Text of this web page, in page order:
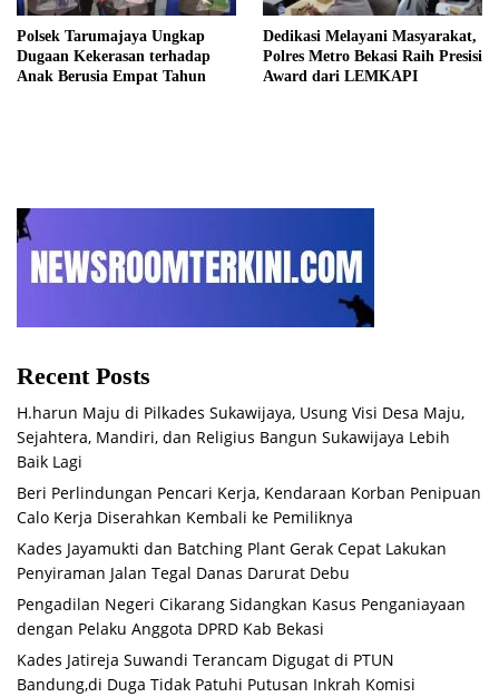
Polsek Tarumajaya Ungkap
Dugaan Kekerasan terhadap
Anak Berusia Empat Tahun
Dedikasi Melayani Masyarakat,
Polres Metro Bekasi Raih Presisi
Award dari LEMKAPI
Recent Posts
H.harun Maju di Pilkades Sukawijaya, Usung Visi Desa Maju,
Sejahtera, Mandiri, dan Religius Bangun Sukawijaya Lebih
Baik Lagi
Beri Perlindungan Pencari Kerja, Kendaraan Korban Penipuan
Calo Kerja Diserahkan Kembali ke Pemiliknya
Kades Jayamukti dan Batching Plant Gerak Cepat Lakukan
Penyiraman Jalan Tegal Danas Darurat Debu
Pengadilan Negeri Cikarang Sidangkan Kasus Penganiayaan
dengan Pelaku Anggota DPRD Kab Bekasi
Kades Jatireja Suwandi Terancam Digugat di PTUN
Bandung,di Duga Tidak Patuhi Putusan Inkrah Komisi